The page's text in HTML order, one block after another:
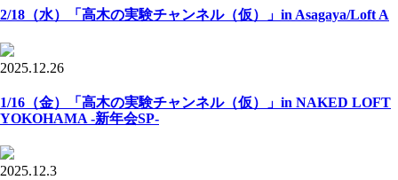
2/18（水）「高木の実験チャンネル（仮）」in Asagaya/Loft A
2025.12.26
1/16（金）「高木の実験チャンネル（仮）」in NAKED LOFT
YOKOHAMA -新年会SP-
2025.12.3